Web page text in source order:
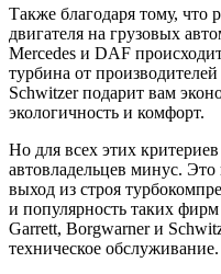
Также благодаря тому,
двигателя на грузовых
Mercedes и DAF
турбина от
Schwitzer подарит вам
экологичность и комфорт.
Но для всех этих
автовладельцев минус.
выход из строя
и популярность таких
Garrett, Borgwarner и
техническое обслуживание.